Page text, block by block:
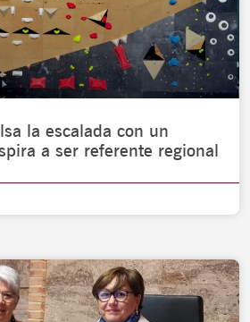
la escalada con un
a ser referente regional